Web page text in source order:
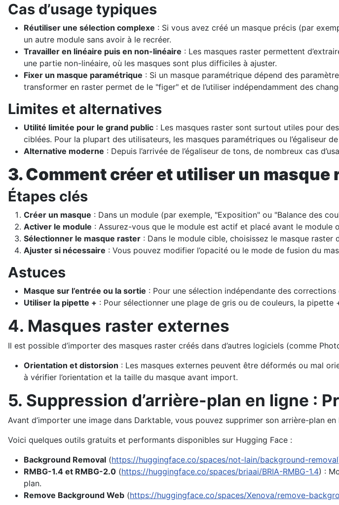
Cas d’usage typiques
Réutiliser une sélection complexe : Si vous avez créé un masque précis (par
un autre module sans avoir à le recréer.
Travailler en linéaire puis en non-linéaire : Les masques raster permettent
une partie non-linéaire, où les masques sont plus difficiles à ajuster.
Fixer un masque paramétrique : Si un masque paramétrique dépend des
transformer en raster permet de le "figer" et de l’utiliser indépendamment des
Limites et alternatives
Utilité limitée pour le grand public : Les masques raster sont surtout utiles pour
ciblées. Pour la plupart des utilisateurs, les masques paramétriques ou l’égaliseur
Alternative moderne : Depuis l’arrivée de l’égaliseur de tons, de nombreux cas
3. Comment créer et utiliser un masque
Étapes clés
Créer un masque : Dans un module (par exemple, "Exposition" ou "Balance des
Activer le module : Assurez-vous que le module est actif et placé avant le module
Sélectionner le masque raster : Dans le module cible, choisissez le masque
Ajuster si nécessaire : Vous pouvez modifier l’opacité ou le mode de fusion du
Astuces
Masque sur l’entrée ou la sortie : Pour une sélection indépendante des
Utiliser la pipette + : Pour sélectionner une plage de gris ou de couleurs, la
4. Masques raster externes
Il est possible d’importer des masques raster créés dans d’autres logiciels (comme
Orientation et distorsion : Les masques externes peuvent être déformés ou mal
à vérifier l’orientation et la taille du masque avant import.
5. Suppression d’arrière-plan en ligne :
Avant d’importer une image dans Darktable, vous pouvez supprimer son arrière-plan
Voici quelques outils gratuits et performants disponibles sur Hugging Face :
Background Removal (https://huggingface.co/spaces/not-lain/background-removal
RMBG-1.4 et RMBG-2.0 (https://huggingface.co/spaces/briaai/BRIA-RMBG-1.4) :
plan.
Remove Background Web (https://huggingface.co/spaces/Xenova/remove-